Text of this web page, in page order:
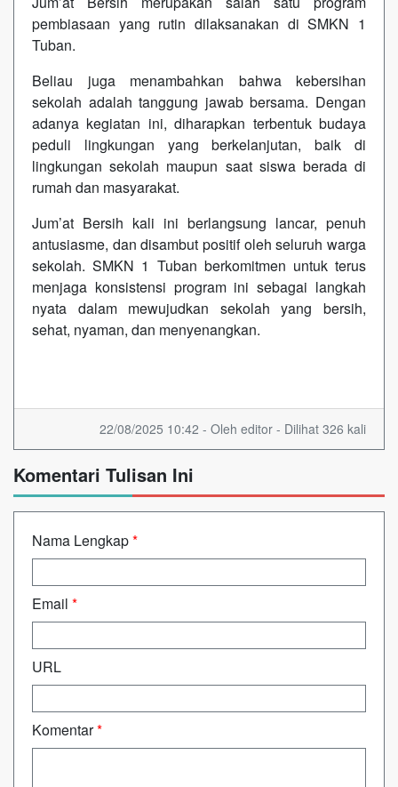
pembiasaan yang rutin dilaksanakan di SMKN 1
Tuban.
Beliau juga menambahkan bahwa kebersihan
sekolah adalah tanggung jawab bersama. Dengan
adanya kegiatan ini, diharapkan terbentuk budaya
peduli lingkungan yang berkelanjutan, baik di
lingkungan sekolah maupun saat siswa berada di
rumah dan masyarakat.
Jum’at Bersih kali ini berlangsung lancar, penuh
antusiasme, dan disambut positif oleh seluruh warga
sekolah. SMKN 1 Tuban berkomitmen untuk terus
menjaga konsistensi program ini sebagai langkah
nyata dalam mewujudkan sekolah yang bersih,
sehat, nyaman, dan menyenangkan.
22/08/2025 10:42 - Oleh editor - Dilihat 326 kali
Komentari Tulisan Ini
Nama Lengkap*
Email *
URL
Komentar*